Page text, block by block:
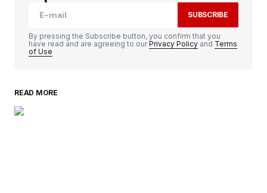
Your Name
SUBSCRIBE
By pressing the Subscribe button, you confirm that you
have read and are agreeing to ourPrivacy Policy and Terms
of Use
READ MORE